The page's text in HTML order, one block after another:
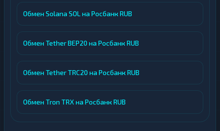
Обмен Solana SOL на Росбанк RUB
Обмен Tether BEP20 на Росбанк RUB
Обмен Tether TRC20 на Росбанк RUB
Обмен Tron TRX на Росбанк RUB